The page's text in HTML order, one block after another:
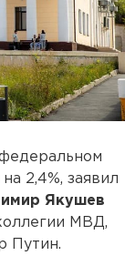
2,4%, заявил
Якушев
МВД,
Путин.